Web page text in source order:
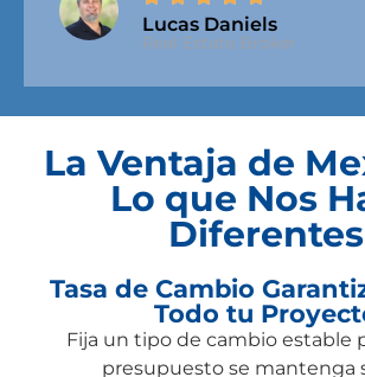
Lucas Daniels
Real Estate Broker
La Ventaja de
Lo que Nos
Diferentes
Tasa de Cambio
Todo tu
Fija un tipo de cambio estable
presupuesto se mantenga